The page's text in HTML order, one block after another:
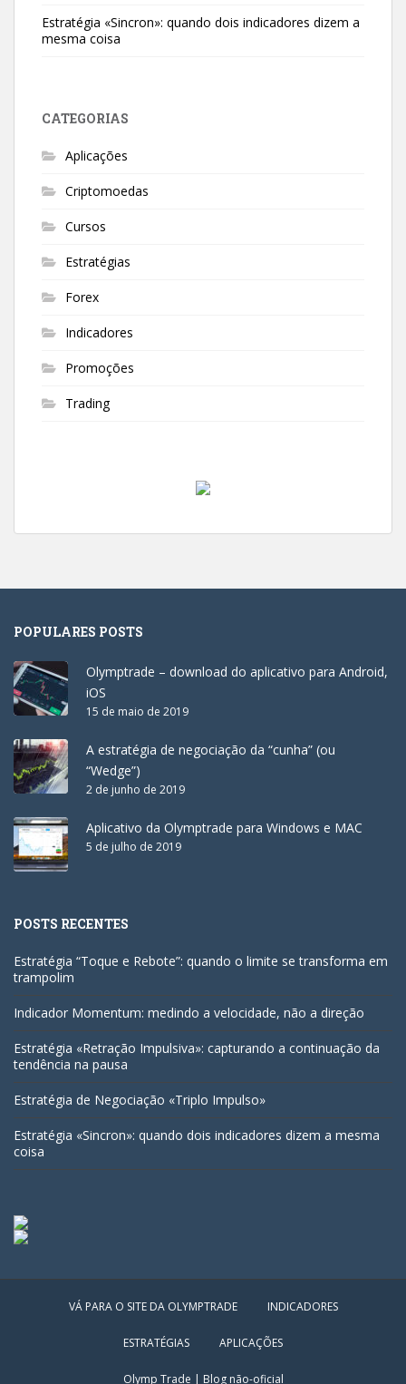
Estratégia «Sincron»: quando dois indicadores dizem a
mesma coisa
CATEGORIAS
Aplicações
Criptomoedas
Cursos
Estratégias
Forex
Indicadores
Promoções
Trading
POPULARES POSTS
Olymptrade – download do aplicativo para Android,
iOS
15 de maio de 2019
A estratégia de negociação da “cunha” (ou
“Wedge”)
2 de junho de 2019
Aplicativo da Olymptrade para Windows e MAC
5 de julho de 2019
POSTS RECENTES
Estratégia “Toque e Rebote”: quando o limite se transforma em
trampolim
Indicador Momentum: medindo a velocidade, não a direção
Estratégia «Retração Impulsiva»: capturando a continuação da
tendência na pausa
Estratégia de Negociação «Triplo Impulso»
Estratégia «Sincron»: quando dois indicadores dizem a mesma
coisa
VÁ PARA O SITE DA OLYMPTRADE INDICADORES
ESTRATÉGIAS APLICAÇÕES
Olymp Trade | Blog não-oficial